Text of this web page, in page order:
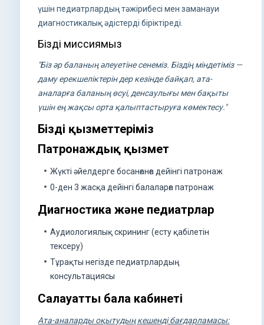
үшін педиатрлардың тәжірибесі мен заманауи
диагностикалық әдістерді біріктіреді.
Біздің миссиямыз
"Біз әр баланың әлеуетіне сенеміз. Біздің міндетіміз —
даму ерекшеліктерін дер кезінде байқап, ата-
аналарға баланың өсуі, денсаулығы мен бақыты
үшін ең жақсы орта қалыптастыруға көмектесу."
Біздің қызметтеріміз
Патронаждық қызмет
Жүкті әйелдерге босанғанға дейінгі патронаж
0-ден 3 жасқа дейінгі балаларға патронаж
Диагностика және педиатрлар
Аудиологиялық скрининг (есту қабілетін
тексеру)
Тұрақты негізде педиатрлардың
консультациясы
Салауатты бала кабинеті
Ата-аналарды оқытудың кешенді бағдарламасы: